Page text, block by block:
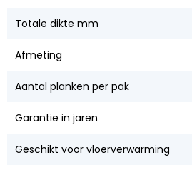
Totale dikte mm
Afmeting
Aantal planken per pak
Garantie in jaren
Geschikt voor vloerverwarming